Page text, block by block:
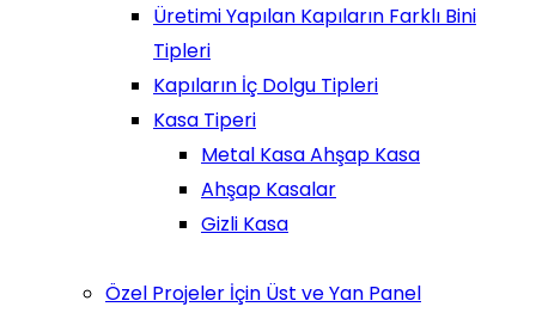
Üretimi Yapılan Kapıların Farklı Bini
Tipleri
Kapıların İç Dolgu Tipleri
Kasa Tiperi
Metal Kasa Ahşap Kasa
Ahşap Kasalar
Gizli Kasa
Özel Projeler İçin Üst ve Yan Panel